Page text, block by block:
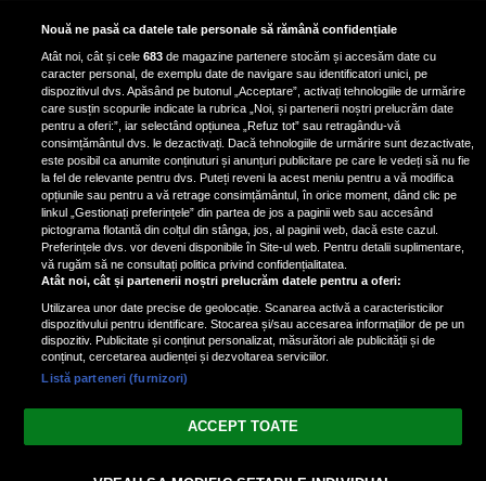
Bruce Dickinson, solistul trupei
Iron Maiden, şi-a arătat talentul
de scrimer la un concurs în Franţa
Nicki Minaj, acuzată de agresiune
de fostul manager: Detalii șocante
din proces
Nicki Minaj le-a lăudat pe...
Vezi varianta Desktop
Nouă ne pasă ca datele tale personale să rămână confidențiale
Atât noi, cât și cele683 de magazine partenere stocăm și accesăm date cu
caracter personal, de exemplu date de navigare sau identificatori unici, pe
dispozitivul dvs. Apăsând pe butonul „Acceptare”, activați tehnologiile de urmărire
care susțin scopurile indicate la rubrica „Noi, și partenerii noștri prelucrăm date
pentru a oferi:”, iar selectând opțiunea „Refuz tot” sau retragându-vă
consimțământul dvs. le dezactivați. Dacă tehnologiile de urmărire sunt dezactivate,
este posibil ca anumite conținuturi și anunțuri publicitare pe care le vedeți să nu fie
la fel de relevante pentru dvs. Puteți reveni la acest meniu pentru a vă modifica
opțiunile sau pentru a vă retrage consimțământul, în orice moment, dând clic pe
linkul „Gestionați preferințele” din partea de jos a paginii web sau accesând
pictograma flotantă din colțul din stânga, jos, al paginii web, dacă este cazul.
Preferințele dvs. vor deveni disponibile în Site-ul web. Pentru detalii suplimentare,
vă rugăm să ne consultați politica privind confidențialitatea.
Atât noi, cât și partenerii noștri prelucrăm datele pentru a oferi:
Utilizarea unor date precise de geolocație. Scanarea activă a caracteristicilor
dispozitivului pentru identificare. Stocarea și/sau accesarea informațiilor de pe un
dispozitiv. Publicitate și conținut personalizat, măsurători ale publicității și de
conținut, cercetarea audienței și dezvoltarea serviciilor.
Listă parteneri (furnizori)
ACCEPT TOATE